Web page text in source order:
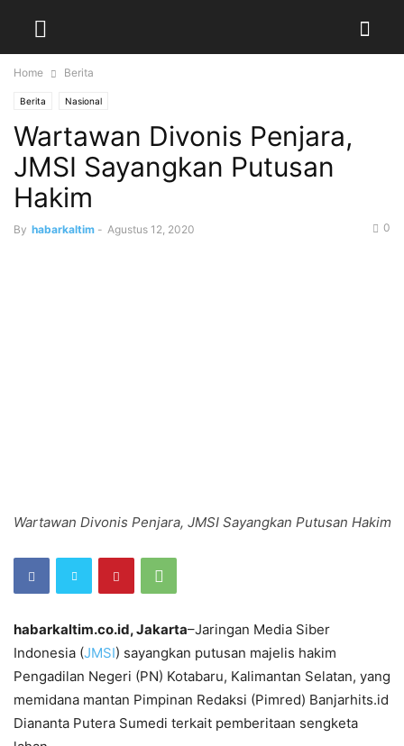
Home Berita
Berita Nasional
Wartawan Divonis Penjara,
JMSI Sayangkan Putusan
Hakim
By habarkaltim - Agustus 12, 2020 0
Wartawan Divonis Penjara, JMSI Sayangkan Putusan Hakim
habarkaltim.co.id, Jakarta–Jaringan Media Siber
Indonesia (JMSI) sayangkan putusan majelis hakim
Pengadilan Negeri (PN) Kotabaru, Kalimantan Selatan, yang
memidana mantan Pimpinan Redaksi (Pimred) Banjarhits.id
Diananta Putera Sumedi terkait pemberitaan sengketa